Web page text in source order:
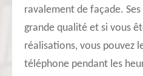
ravalement de façade.
grande qualité et si vous
réalisations, vous pouvez
téléphone pendant les